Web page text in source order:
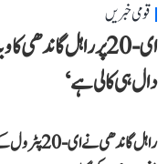
قومی خبریں
ای-20 پر راہل
دال ہی کالی ہے‘
راہل